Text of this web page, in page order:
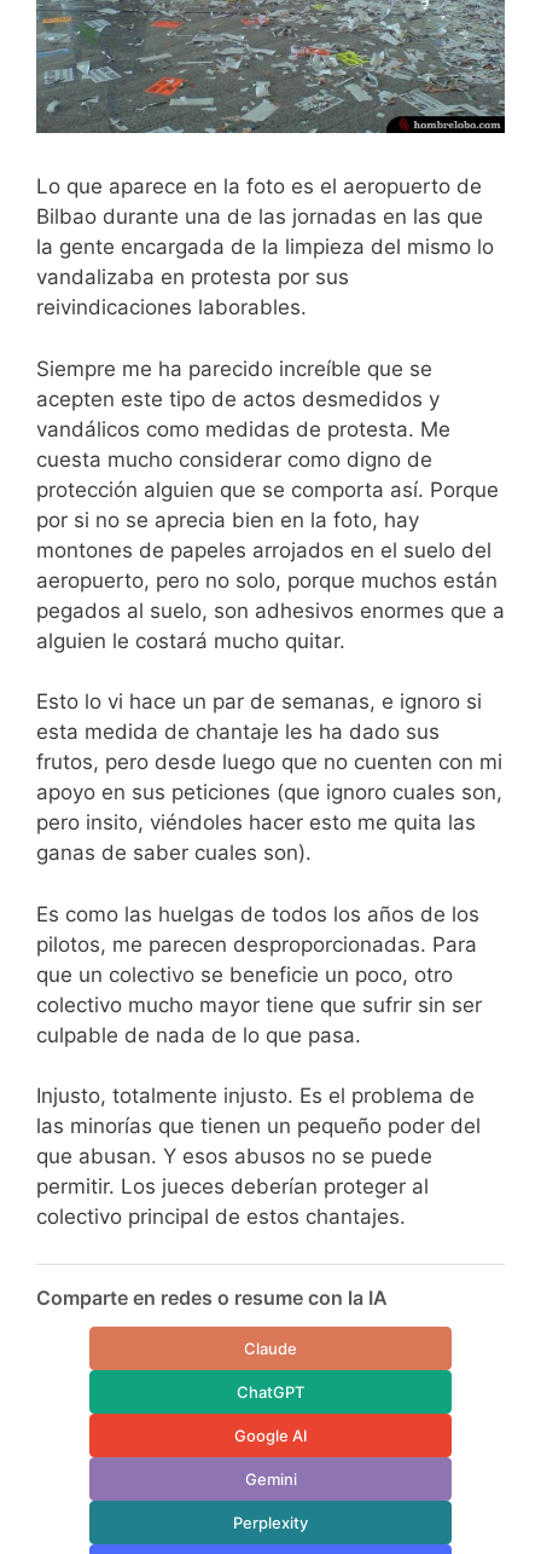
Lo que aparece en la foto es el aeropuerto de
Bilbao durante una de las jornadas en las que
la gente encargada de la limpieza del mismo lo
vandalizaba en protesta por sus
reivindicaciones laborables.
Siempre me ha parecido increíble que se
acepten este tipo de actos desmedidos y
vandálicos como medidas de protesta. Me
cuesta mucho considerar como digno de
protección alguien que se comporta así. Porque
por si no se aprecia bien en la foto, hay
montones de papeles arrojados en el suelo del
aeropuerto, pero no solo, porque muchos están
pegados al suelo, son adhesivos enormes que a
alguien le costará mucho quitar.
Esto lo vi hace un par de semanas, e ignoro si
esta medida de chantaje les ha dado sus
frutos, pero desde luego que no cuenten con mi
apoyo en sus peticiones (que ignoro cuales son,
pero insito, viéndoles hacer esto me quita las
ganas de saber cuales son).
Es como las huelgas de todos los años de los
pilotos, me parecen desproporcionadas. Para
que un colectivo se beneficie un poco, otro
colectivo mucho mayor tiene que sufrir sin ser
culpable de nada de lo que pasa.
Injusto, totalmente injusto. Es el problema de
las minorías que tienen un pequeño poder del
que abusan. Y esos abusos no se puede
permitir. Los jueces deberían proteger al
colectivo principal de estos chantajes.
Comparte en redes o resume con la IA
Claude
ChatGPT
Google AI
Gemini
Perplexity